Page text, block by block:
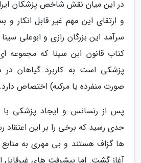
در این میان نقش شاخص پزشکان
و ارتقای این مهم غیر قابل انکار
سرآمد این بزرگان رازی و ابوعلی
کتاب قانون ابن سینا که مجموعه
پزشکی است به کاربرد گیاهان در
صورت منفرده یا مرکبه) اختصاص دارد.
پس از رنسانس و ایجاد پزشکی با
حدی رسید که برخی را بر این اعتقاد
ها گزاف هستند و بی مهری به
آغاز گشت. اما پیشرفت های